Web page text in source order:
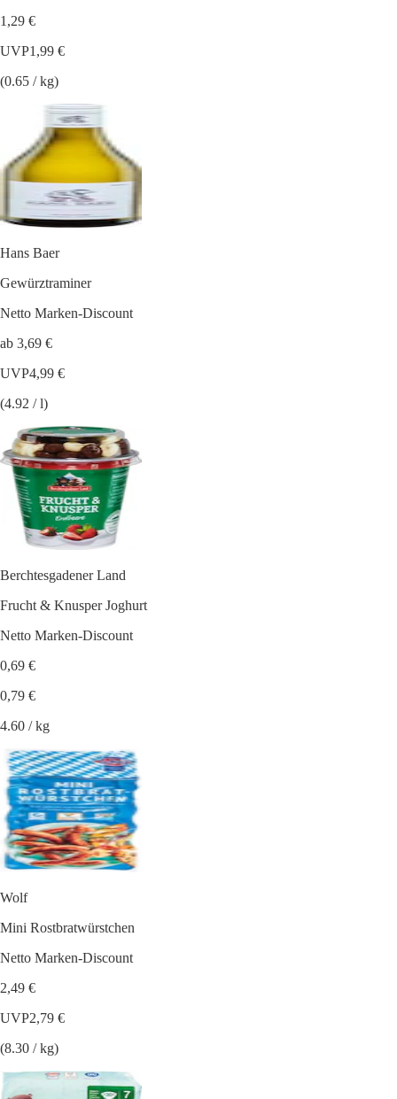
1,29 €
UVP1,99 €
(0.65 / kg)
Hans Baer
Gewürztraminer
Netto Marken-Discount
ab 3,69 €
UVP4,99 €
(4.92 / l)
Berchtesgadener Land
Frucht & Knusper Joghurt
Netto Marken-Discount
0,69 €
0,79 €
4.60 / kg
Wolf
Mini Rostbratwürstchen
Netto Marken-Discount
2,49 €
UVP2,79 €
(8.30 / kg)